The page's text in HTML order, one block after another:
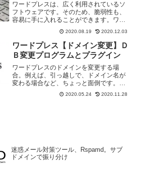
ワードプレスは、広く利用されているソ
フトウェアです。そのため、脆弱性も、
容易に手に入れることができます。ワー
ドプレスがハッキングされた。というの
は、新聞などのメディアには乗らないで
すが、それなりに、被害を受けているサ
イトがあるかと思います。...
2020.08.19 2020.12.03
ワードプレス【ドメイン変更】Ｄ
Ｂ変更プログラムとプラグイン
ワードプレスのドメインを変更する場
合。例えば、引っ越しで、ドメイン名が
変わる場合など、ちょっと面倒です。今
回は、専用のプログラムで行う引っ越し
と、プラグインで行う引っ越しの２つを
2020.05.24 2020.11.28
迷惑メール対策ツール、Rspamd。サブ
ドメインで振り分け